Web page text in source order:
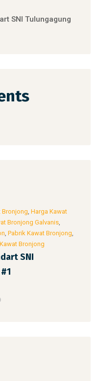
SNI Tulungagung
Bronjong Harga Kawat
Bronjong Galvanis
Pabrik Kawat Bronjong
Bronjong
SNI